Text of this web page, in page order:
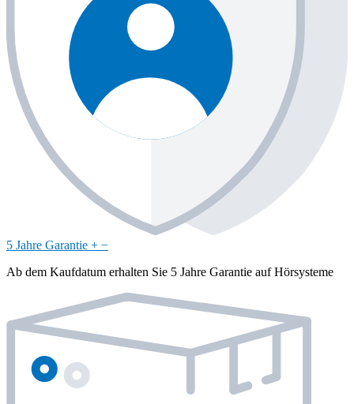
5 Jahre Garantie + −
Ab dem Kaufdatum erhalten Sie 5 Jahre Garantie auf Hörsysteme